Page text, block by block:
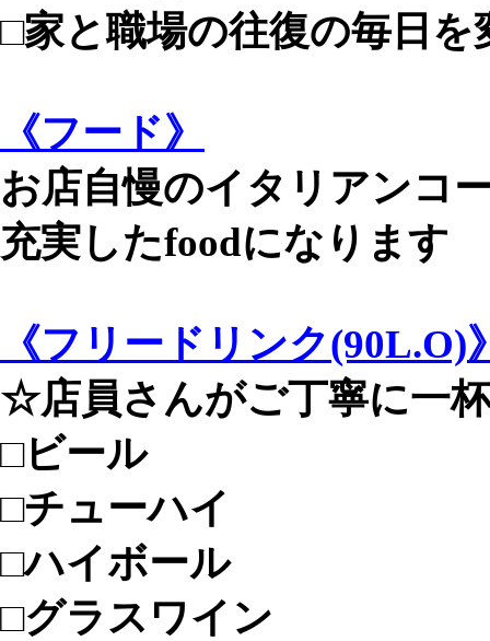
□家と職場の往復の毎日を
《フード》
お店自慢のイタリアンコ
充実したfoodになります
《フリードリンク(90L.O)
☆店員さんがご丁寧に一
□ビール
□チューハイ
□ハイボール
□グラスワイン